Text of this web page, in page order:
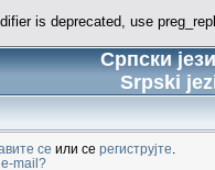
is deprecated, use
Српски
Srpski
се или се региструјте
mail?